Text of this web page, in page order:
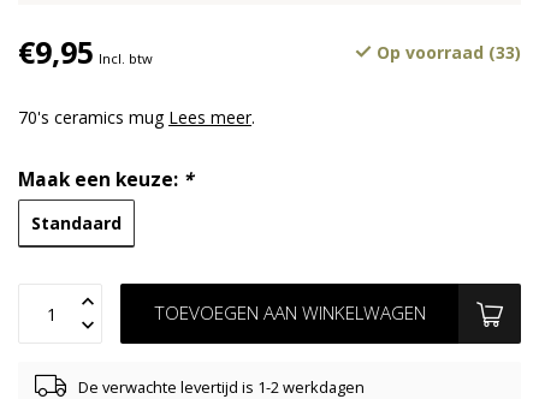
€9,95 Incl. btw Op voorraad (33)
70's ceramics mug Lees meer.
Maak een keuze: *
Standaard
TOEVOEGEN AAN WINKELWAGEN
De verwachte levertijd is 1-2 werkdagen